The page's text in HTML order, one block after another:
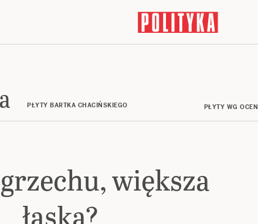
PŁYTY BARTKA CHACIŃSKIEGO PŁYTY WG OCEN
większa
łaska?